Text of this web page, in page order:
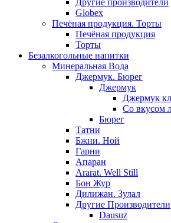
Другие производители
Globex
Печёная продукция. Торты
Печёная продукция
Торты
Безалкогольные напитки
Минеральная Вода
Джермук. Бюрег
Джермук
Джермук
Со вкусом
Бюрег
Татни
Бжни. Ной
Гарни
Апаран
Ararat. Well Still
Бон Жур
Дилижан. Зулал
Другие Производители
Dausuz